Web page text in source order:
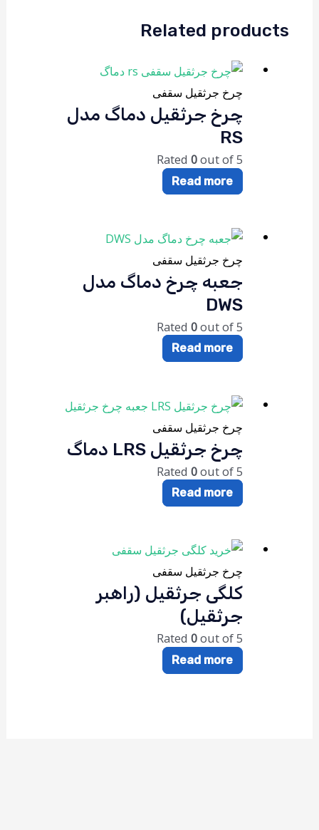
Related products
چرخ جرثقیل سقفی
چرخ جرثقیل دماگ مدل
RS
Rated 0out of 5
Read more
چرخ جرثقیل سقفی
جعبه چرخ دماگ مدل
DWS
Rated 0out of 5
Read more
چرخ جرثقیل سقفی
چرخ جرثقیل LRS دماگ
Rated 0out of 5
Read more
چرخ جرثقیل سقفی
کلگی جرثقیل (راهبر
جرثقیل)
Rated 0out of 5
Read more